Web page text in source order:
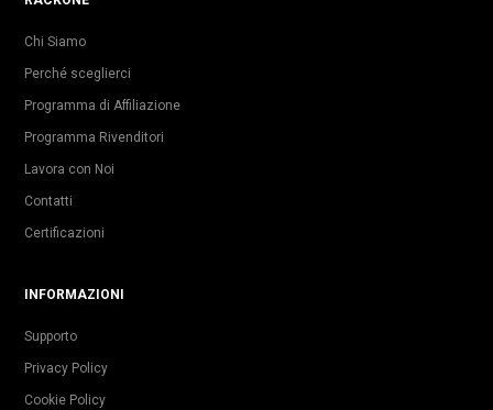
Chi Siamo
Perché sceglierci
Programma di Affiliazione
Programma Rivenditori
Lavora con Noi
Contatti
Certificazioni
INFORMAZIONI
Supporto
Privacy Policy
Cookie Policy